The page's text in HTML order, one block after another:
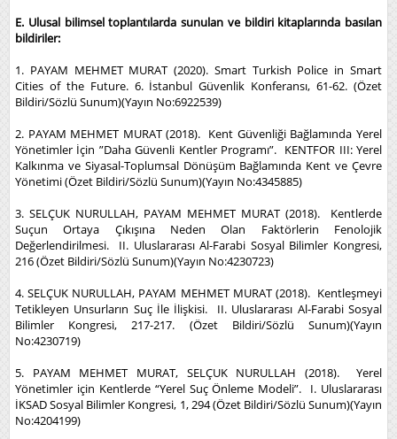
E. Ulusal bilimsel toplantılarda sunulan ve bildiri kitaplarında basılan
bildiriler:
1. PAYAM MEHMET MURAT (2020). Smart Turkish Police in Smart
Cities of the Future. 6. İstanbul Güvenlik Konferansı, 61-62. (Özet
Bildiri/Sözlü Sunum)(Yayın No:6922539)
2. PAYAM MEHMET MURAT (2018). Kent Güvenliği Bağlamında Yerel
Yönetimler İçin ”Daha Güvenli Kentler Programı”. KENTFOR III: Yerel
Kalkınma ve Siyasal-Toplumsal Dönüşüm Bağlamında Kent ve Çevre
Yönetimi (Özet Bildiri/Sözlü Sunum)(Yayın No:4345885)
3. SELÇUK NURULLAH, PAYAM MEHMET MURAT (2018). Kentlerde
Suçun Ortaya Çıkışına Neden Olan Faktörlerin Fenolojik
Değerlendirilmesi. II. Uluslararası Al-Farabi Sosyal Bilimler Kongresi,
216 (Özet Bildiri/Sözlü Sunum)(Yayın No:4230723)
4. SELÇUK NURULLAH, PAYAM MEHMET MURAT (2018). Kentleşmeyi
Tetikleyen Unsurların Suç İle İlişkisi. II. Uluslararası Al-Farabi Sosyal
Bilimler Kongresi, 217-217. (Özet Bildiri/Sözlü Sunum)(Yayın
No:4230719)
5. PAYAM MEHMET MURAT, SELÇUK NURULLAH (2018). Yerel
Yönetimler için Kentlerde “Yerel Suç Önleme Modeli”. I. Uluslararası
İKSAD Sosyal Bilimler Kongresi, 1, 294 (Özet Bildiri/Sözlü Sunum)(Yayın
No:4204199)